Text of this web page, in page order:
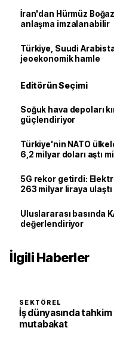
İran'dan Hürmüz
anlaşma imzalanabilir
Türkiye, Suudi
jeoekonomik hamle
Editörün Seçimi
Soğuk hava depoları
güçlendiriyor
Türkiye'nin NATO
6,2 milyar doları aştı
5G rekor getirdi:
263 milyar liraya ulaştı
Uluslararası basında
değerlendiriyor
İlgili Haberler
SEKTÖREL
İş dünyasında tahkim
mutabakat